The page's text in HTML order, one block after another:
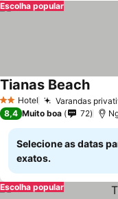
Escolha popular
2 Estrelas
Hotel Varandas
Tianas Beach
8,4 Muito boa 72
Selecione as datas
exatos.
Escolha popular